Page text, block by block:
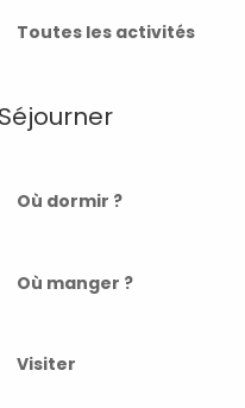
Toutes les activités
Séjourner
Où dormir ?
Où manger ?
Visiter
offre
des